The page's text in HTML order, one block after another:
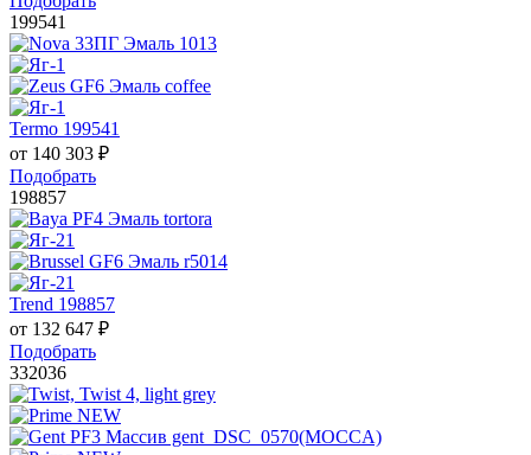
199541
Termo 199541
от 140 303 ₽
Подобрать
198857
Trend 198857
от 132 647 ₽
Подобрать
332036